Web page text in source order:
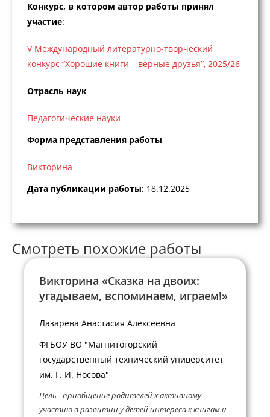
Конкурс, в котором автор работы принял
участие:
V Международный литературно-творческий
конкурс “Хорошие книги – верные друзья”, 2025/26
Отрасль наук
Педагогические науки
Форма представления работы
Викторина
Дата публикации работы: 18.12.2025
Смотреть похожие работы
Викторина «Сказка на двоих:
угадываем, вспоминаем, играем!»
Лазарева Анастасия Алексеевна
ФГБОУ ВО "Магнитогорский
государственный технический университет
им. Г. И. Носова"
Цель - приобщение родителей к активному
участию в развитии у детей интереса к книгам и